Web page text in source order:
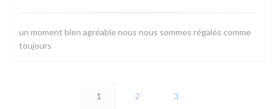
un moment bien agréable nous nous sommes régalés comme
toujours
1 2 3